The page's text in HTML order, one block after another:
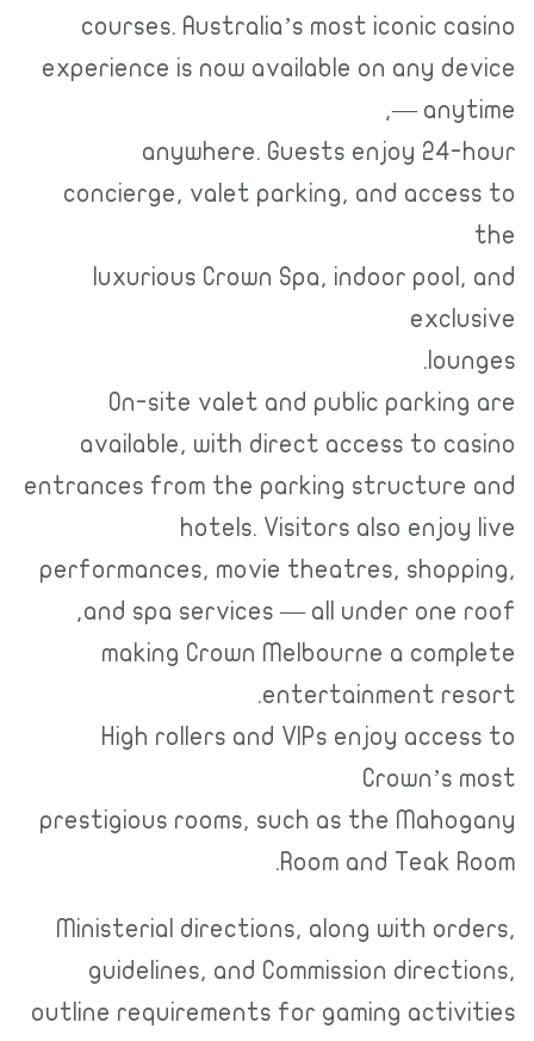
courses. Australia’s most iconic casino
experience is now available on any device
— anytime,
anywhere. Guests enjoy 24-hour
concierge, valet parking, and access to
the
luxurious Crown Spa, indoor pool, and
exclusive
lounges.
On-site valet and public parking are
available, with direct access to casino
entrances from the parking structure and
hotels. Visitors also enjoy live
performances, movie theatres, shopping,
and spa services — all under one roof,
making Crown Melbourne a complete
entertainment resort.
High rollers and VIPs enjoy access to
Crown’s most
prestigious rooms, such as the Mahogany
Room and Teak Room.
Ministerial directions, along with orders,
guidelines, and Commission directions,
outline requirements for gaming activities